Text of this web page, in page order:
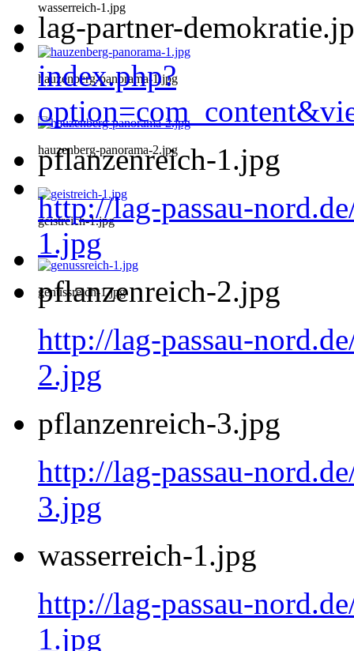
wasserreich-1.jpg
hauzenberg-panorama-1.jpg
hauzenberg-panorama-2.jpg
geistreich-1.jpg
genussreich-1.jpg
lag-partner-
index.php?
pflanzenreich-1.jpg
http://lag-passau-
1.jpg
pflanzenreich-2.jpg
http://lag-passau-
2.jpg
pflanzenreich-3.jpg
http://lag-passau-
3.jpg
wasserreich-1.jpg
http://lag-passau-
1.jpg